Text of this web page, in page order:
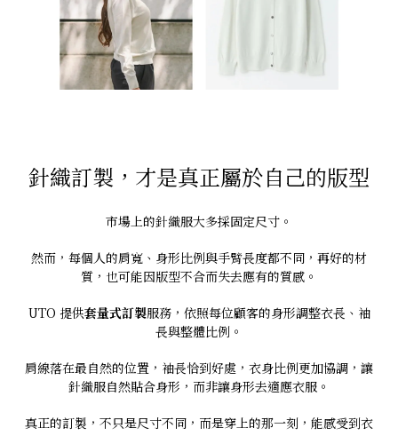
針織訂製，才是真正屬於自己的版型
市場上的針織服大多採固定尺寸。
然而，每個人的肩寬、身形比例與手臂長度都不同，再好的材
質，也可能因版型不合而失去應有的質感。
UTO 提供套量式訂製服務，依照每位顧客的身形調整衣長、袖
長與整體比例。
肩線落在最自然的位置，袖長恰到好處，衣身比例更加協調，讓
針織服自然貼合身形，而非讓身形去適應衣服。
真正的訂製，不只是尺寸不同，而是穿上的那一刻，能感受到衣